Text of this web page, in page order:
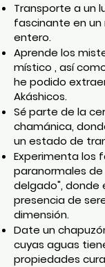
Transporte a un
fascinante en un
entero.
Aprende los
místico , así
he podido
Akáshicos.
Sé parte de la
chamánica,
un estado de
Experimenta los
paranormales de
delgado", donde
presencia de
dimensión.
Date un
cuyas aguas
propiedades